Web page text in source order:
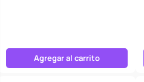
Agregar al carrito